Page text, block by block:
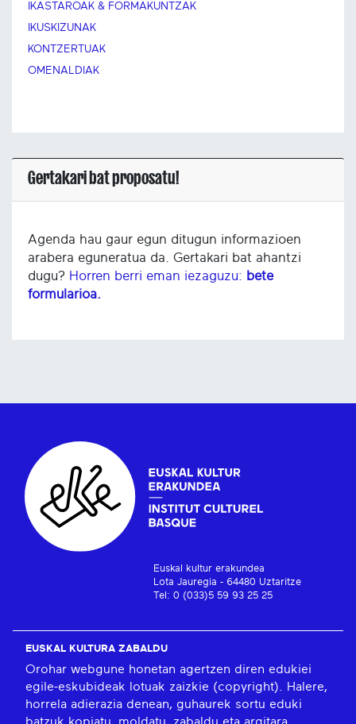
IKASTAROAK & FORMAKUNTZAK
IKUSKIZUNAK
KONTZERTUAK
OMENALDIAK
Gertakari bat proposatu!
Agenda hau gaur egun ditugun informazioen
arabera eguneratua da. Gertakari bat ahantzi
dugu? Horren berri eman iezaguzu: bete
formularioa.
Euskal kultur erakundea
Lota Jauregia - 64480 Uztaritze
Tel: 0 (033)5 59 93 25 25
EUSKAL KULTURA ZABALDU
Orohar webgune honetan agertzen diren edukiei
egile-eskubideak lotuak zaizkie (copyright). Halere,
horrela adierazia denean, guhaurek sortu eduki